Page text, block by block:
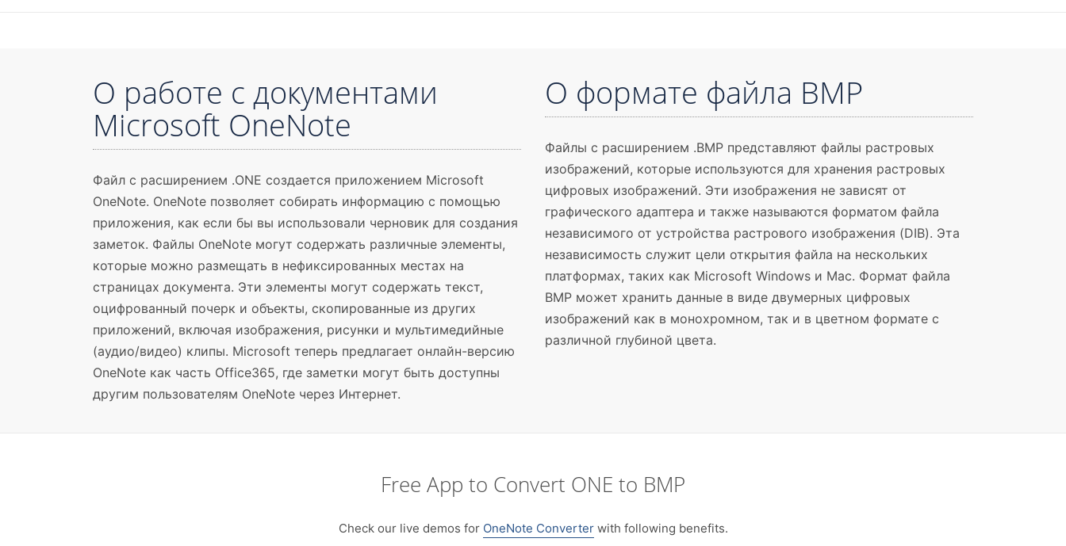
О работе с документами
Microsoft OneNote
Файл с расширением .ONE создается приложением Microsoft
OneNote. OneNote позволяет собирать информацию с помощью
приложения, как если бы вы использовали черновик для создания
заметок. Файлы OneNote могут содержать различные элементы,
которые можно размещать в нефиксированных местах на
страницах документа. Эти элементы могут содержать текст,
оцифрованный почерк и объекты, скопированные из других
приложений, включая изображения, рисунки и мультимедийные
(аудио/видео) клипы. Microsoft теперь предлагает онлайн-версию
OneNote как часть Office365, где заметки могут быть доступны
другим пользователям OneNote через Интернет.
О формате файла BMP
Файлы с расширением .BMP представляют файлы растровых
изображений, которые используются для хранения растровых
цифровых изображений. Эти изображения не зависят от
графического адаптера и также называются форматом файла
независимого от устройства растрового изображения (DIB). Эта
независимость служит цели открытия файла на нескольких
платформах, таких как Microsoft Windows и Mac. Формат файла
BMP может хранить данные в виде двумерных цифровых
изображений как в монохромном, так и в цветном формате с
различной глубиной цвета.
Free App to Convert ONE to BMP
Check our live demos for OneNote Converterwith following benefits.